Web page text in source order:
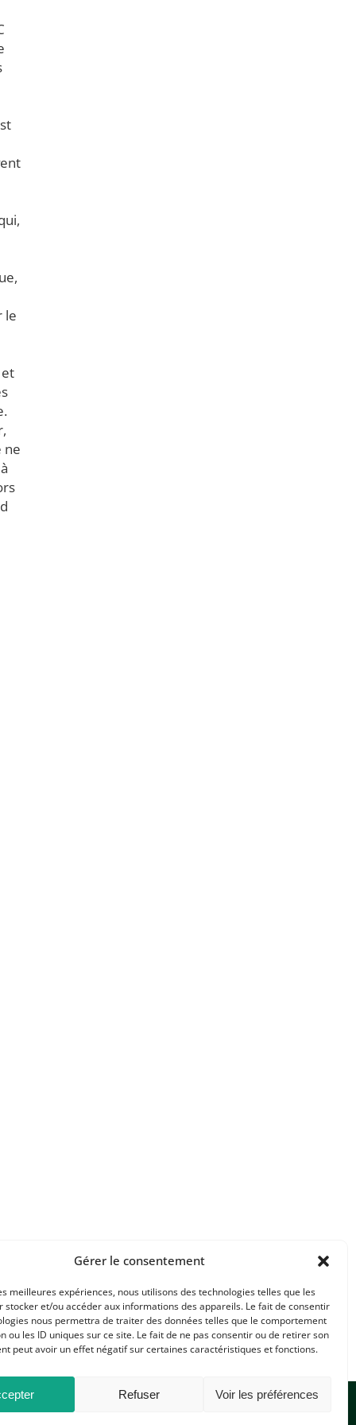
Gérer le consentement
meilleures expériences, nous utilisons des technologies telles que les
stocker et/ou accéder aux informations des appareils. Le fait de consentir
nous permettra de traiter des données telles que le comportement
ou les ID uniques sur ce site. Le fait de ne pas consentir ou de retirer son
peut avoir un effet négatif sur certaines caractéristiques et fonctions.
Refuser Voir les préférences
le
ne